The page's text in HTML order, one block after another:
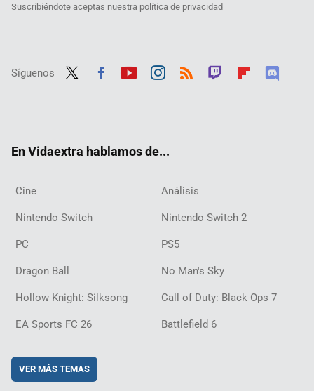
Suscribiéndote aceptas nuestra política de privacidad
Síguenos
En Vidaextra hablamos de...
Cine Análisis
Nintendo Switch Nintendo Switch 2
PC PS5
Dragon Ball No Man's Sky
Hollow Knight: Silksong Call of Duty: Black Ops 7
EA Sports FC 26 Battlefield 6
VER MÁS TEMAS